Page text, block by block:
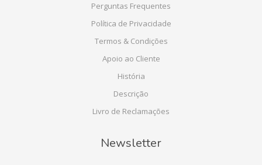
Perguntas Frequentes
Política de Privacidade
Termos & Condições
Apoio ao Cliente
História
Descrição
Livro de Reclamações
Newsletter